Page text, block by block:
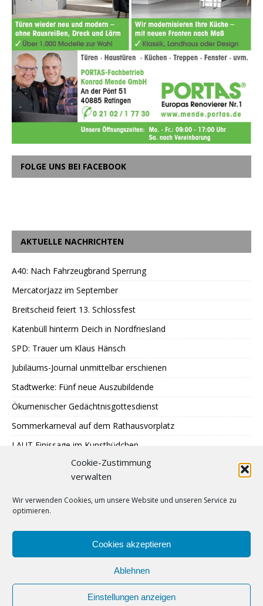
Cookie-Zustimmung
verwalten
Wir verwenden Cookies, um unsere Website und unseren Service zu
optimieren.
Cookies akzeptieren
Ablehnen
Einstellungen anzeigen
FOLGE UNS BEI FACEBOOK
AKTUELLE NACHRICHTEN
A40: Nach Fahrzeugbrand Sperrung
MercatorJazz im September
Breitscheid feiert 13. Schlossfest
Katenbüll hinterm Deich in Nordfriesland
SPD: Trauer um Klaus Hänsch
Jubiläums-Journal unmittelbar erschienen
Stadtwerke: Fünf neue Auszubildende
Ökumenischer Gedächtnisgottesdienst
Sommerkarneval auf dem Rathausvorplatz
LAUT Finissage im Kunstbüdchen
Treffen Sternenkinder-Ratingen
SPD: Besuch bei Johann + Wittmer
Ausstellung im Mehrgenerationentreff Tiefenbroich
DRK: Blutspende in Ratingen